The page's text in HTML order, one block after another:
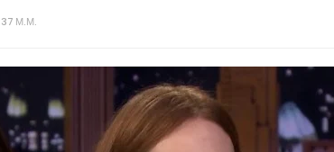
Μ.Μ.